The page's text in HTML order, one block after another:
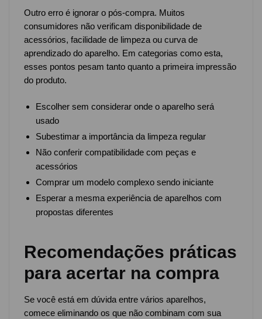
Outro erro é ignorar o pós-compra. Muitos
consumidores não verificam disponibilidade de
acessórios, facilidade de limpeza ou curva de
aprendizado do aparelho. Em categorias como esta,
esses pontos pesam tanto quanto a primeira impressão
do produto.
Escolher sem considerar onde o aparelho será
usado
Subestimar a importância da limpeza regular
Não conferir compatibilidade com peças e
acessórios
Comprar um modelo complexo sendo iniciante
Esperar a mesma experiência de aparelhos com
propostas diferentes
Recomendações práticas
para acertar na compra
Se você está em dúvida entre vários aparelhos,
comece eliminando os que não combinam com sua